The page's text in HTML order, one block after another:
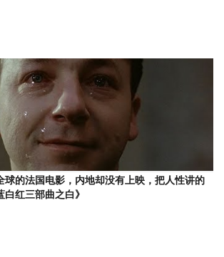
球的法国电影，内地却没有上映，把人性讲的
红三部曲之白》